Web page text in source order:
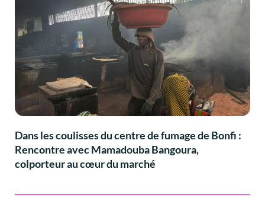
Dans les coulisses du centre de fumage de Bonfi :
Rencontre avec Mamadouba Bangoura,
colporteur au cœur du marché